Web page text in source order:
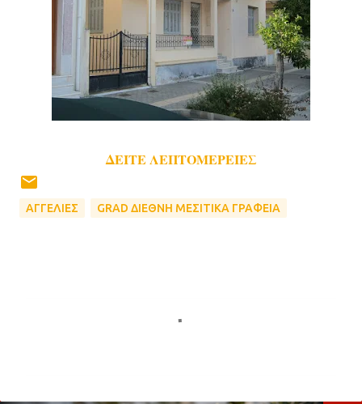
ΔΕΙΤΕ ΛΕΠΤΟΜΕΡΕΙΕΣ
ΑΓΓΕΛΙΕΣ GRAD ΔΙΕΘΝΗ ΜΕΣΙΤΙΚΑ ΓΡΑΦΕΙΑ